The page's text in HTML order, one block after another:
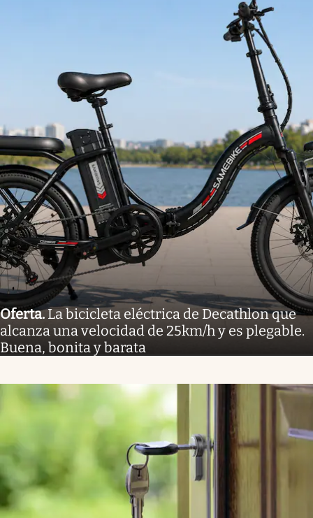
Oferta.La bicicleta eléctrica de Decathlon que
alcanza una velocidad de 25km/h y es plegable.
Buena, bonita y barata